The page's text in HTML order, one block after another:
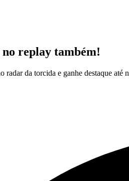
replay também!
radar da torcida e ganhe destaque até